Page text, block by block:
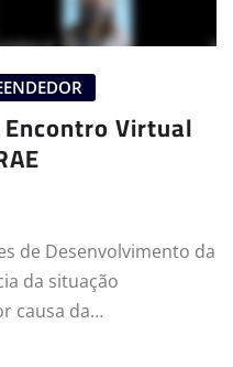
Virtual
de Desenvolvimento da
da situação
causa da…